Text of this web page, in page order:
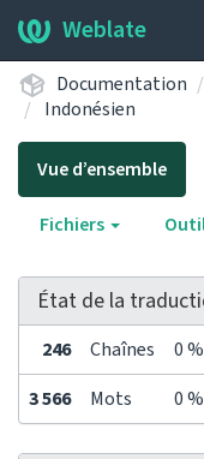
Weblate
Documentation
Indonésien
Vue d’ensemble
Fichiers
État de la
246 Chaînes 0 %
3 566 Mots 0 %